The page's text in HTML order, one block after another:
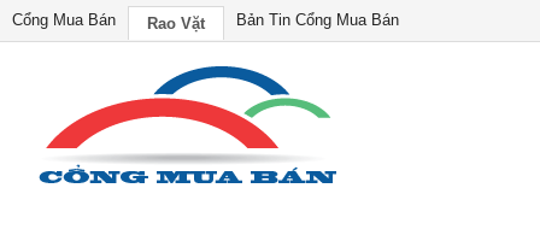
Cổng Mua Bán Rao Vặt Bản Tin Cổng Mua Bán